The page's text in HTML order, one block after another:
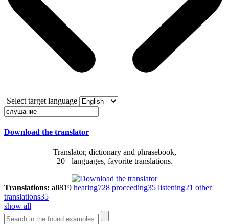
Select target language
Download the translator
Translator, dictionary and phrasebook,
20+ languages, favorite translations.
Translations: all819 hearing728 proceeding35 listening21 other
translations35
show all